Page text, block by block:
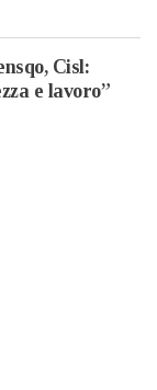
Cisl:
e lavoro”